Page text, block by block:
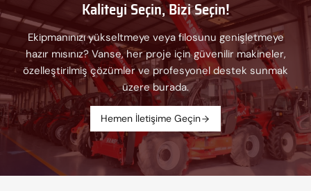
Kaliteyi Seçin, Bizi Seçin!
Ekipmanınızı yükseltmeye veya filosunu genişletmeye
hazır mısınız? Vanse, her proje için güvenilir makineler,
özelleştirilmiş çözümler ve profesyonel destek sunmak
üzere burada.
Hemen İletişime Geçin